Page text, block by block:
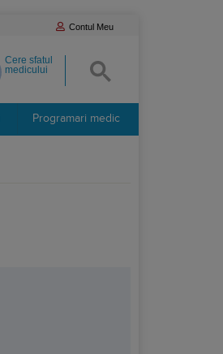
Contul Meu
Cere sfatul
medicului
Programari medic